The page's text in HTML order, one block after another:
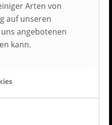
Arten von
auf unseren
angebotenen
kann.
Deutschlands